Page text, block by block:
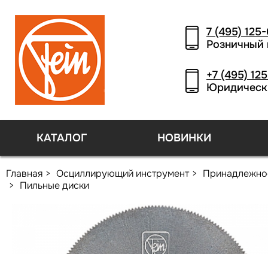
7 (495)
Розничный
+7 (495)
КАТАЛОГ НОВИНКИ
Главная Осциллирующий инструмент
Пильные диски